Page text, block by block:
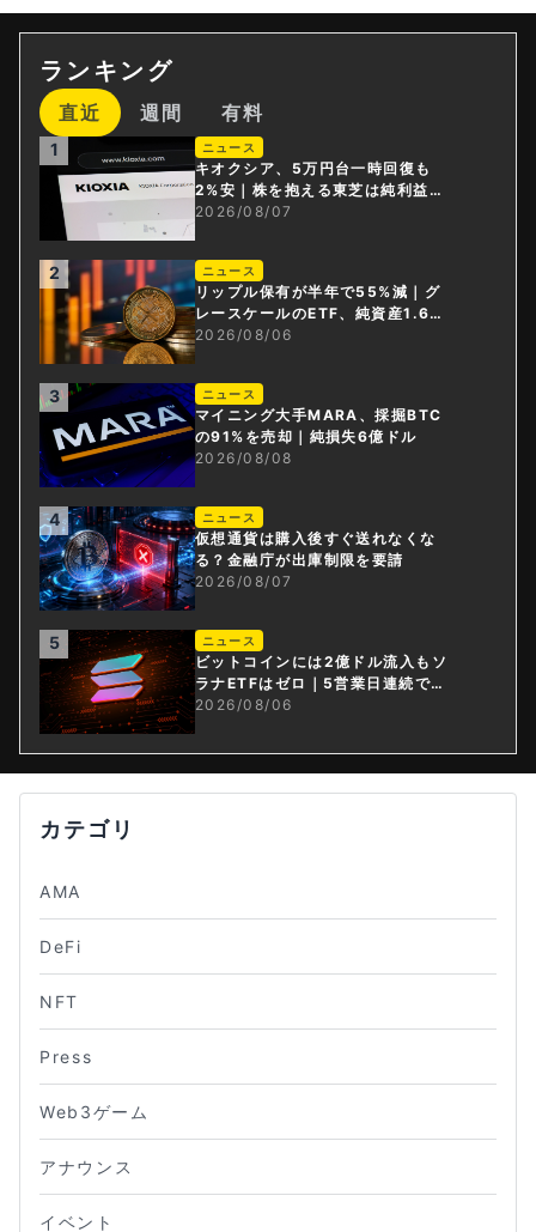
ランキング
直近 週間 有料
1 ニュース
キオクシア、5万円台一時回復も
2%安｜株を抱える東芝は純利益3
0倍
2026/08/07
2 ニュース
リップル保有が半年で55%減｜グ
レースケールのETF、純資産1.6億
ドル減
2026/08/06
3 ニュース
マイニング大手MARA、採掘BTC
の91%を売却｜純損失6億ドル
2026/08/08
4 ニュース
仮想通貨は購入後すぐ送れなくな
る？金融庁が出庫制限を要請
2026/08/07
5 ニュース
ビットコインには2億ドル流入もソ
ラナETFはゼロ｜5営業日連続で停
止
2026/08/06
カテゴリ
AMA
DeFi
NFT
Press
Web3ゲーム
アナウンス
イベント